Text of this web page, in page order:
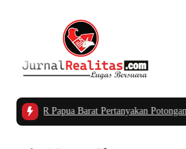
PIDAR Papua Barat Pertanyakan Potongan